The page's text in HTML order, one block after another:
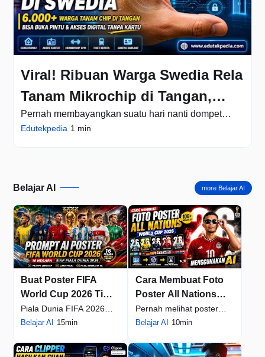
Viral! Ribuan Warga Swedia Rela
Tanam Mikrochip di Tangan,
Alasannya Bikin Kaget
Pernah membayangkan suatu hari nanti dompet
benar-benar tidak lagi dibutuhkan? Tidak perlu repot
Edutekpedia 1 min
Belajar AI
Buat Poster FIFA
World Cup 2026 Tim
Nasional Bergaya
Sinematik Premium
Piala Dunia FIFA 2026
menjadi salah satu topik
oleh pecinta sep...
Belajar AI 15min
Cara Membuat Foto
Poster All Nations
World Cup 2026
Menggunakan AI
Pernah melihat poster
supporter FIFA World Cup
iklan resmi Adi...
Belajar AI 10min
more Belajar AI